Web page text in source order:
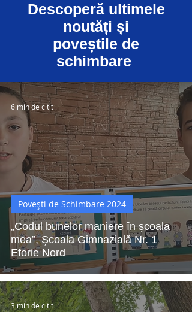
Descoperă ultimele
noutăți și
poveștile de
schimbare
„Codul bunelor maniere în școala
mea”, Școala Gimnazială Nr. 1
Eforie Nord
Povești de Schimbare 2024
6 min de citit
3 min de citit